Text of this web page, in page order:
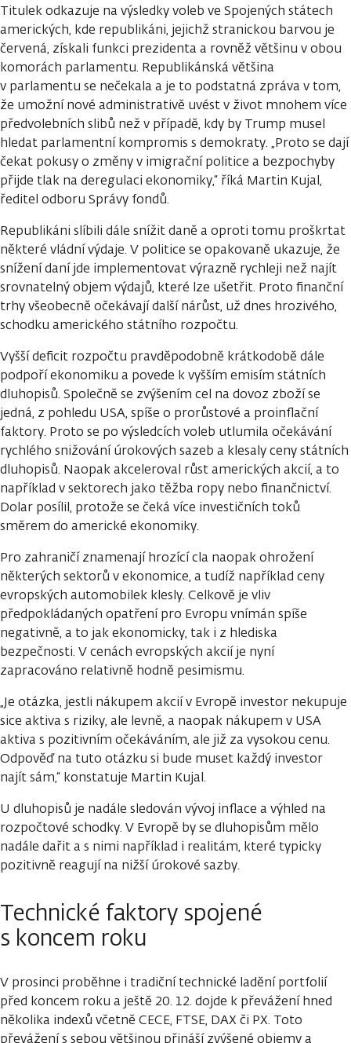
Titulek odkazuje na výsledky voleb ve Spojených státech
amerických, kde republikáni, jejichž stranickou barvou je
červená, získali funkci prezidenta a rovněž většinu v obou
komorách parlamentu. Republikánská většina
v parlamentu se nečekala a je to podstatná zpráva v tom,
že umožní nové administrativě uvést v život mnohem více
předvolebních slibů než v případě, kdy by Trump musel
hledat parlamentní kompromis s demokraty. „Proto se dají
čekat pokusy o změny v imigrační politice a bezpochyby
přijde tlak na deregulaci ekonomiky,“ říká Martin Kujal,
ředitel odboru Správy fondů.
Republikáni slíbili dále snížit daně a oproti tomu proškrtat
některé vládní výdaje. V politice se opakovaně ukazuje, že
snížení daní jde implementovat výrazně rychleji než najít
srovnatelný objem výdajů, které lze ušetřit. Proto finanční
trhy všeobecně očekávají další nárůst, už dnes hrozivého,
schodku amerického státního rozpočtu.
Vyšší deficit rozpočtu pravděpodobně krátkodobě dále
podpoří ekonomiku a povede k vyšším emisím státních
dluhopisů. Společně se zvýšením cel na dovoz zboží se
jedná, z pohledu USA, spíše o prorůstové a proinflační
faktory. Proto se po výsledcích voleb utlumila očekávání
rychlého snižování úrokových sazeb a klesaly ceny státních
dluhopisů. Naopak akceleroval růst amerických akcií, a to
například v sektorech jako těžba ropy nebo finančnictví.
Dolar posílil, protože se čeká více investičních toků
směrem do americké ekonomiky.
Pro zahraničí znamenají hrozící cla naopak ohrožení
některých sektorů v ekonomice, a tudíž například ceny
evropských automobilek klesly. Celkově je vliv
předpokládaných opatření pro Evropu vnímán spíše
negativně, a to jak ekonomicky, tak i z hlediska
bezpečnosti. V cenách evropských akcií je nyní
zapracováno relativně hodně pesimismu.
„Je otázka, jestli nákupem akcií v Evropě investor nekupuje
sice aktiva s riziky, ale levně, a naopak nákupem v USA
aktiva s pozitivním očekáváním, ale již za vysokou cenu.
Odpověď na tuto otázku si bude muset každý investor
najít sám,“ konstatuje Martin Kujal.
U dluhopisů je nadále sledován vývoj inflace a výhled na
rozpočtové schodky. V Evropě by se dluhopisům mělo
nadále dařit a s nimi například i realitám, které typicky
pozitivně reagují na nižší úrokové sazby.
Technické faktory spojené
s koncem roku
V prosinci proběhne i tradiční technické ladění portfolií
před koncem roku a ještě 20. 12. dojde k převážení hned
několika indexů včetně CECE, FTSE, DAX či PX. Toto
převážení s sebou většinou přináší zvýšené objemy a